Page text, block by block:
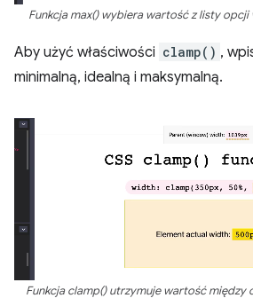
Funkcja max() wybiera wartość z listy
Aby użyć właściwości clamp() ,
minimalną, idealną i maksymalną.
Funkcja clamp() utrzymuje wartość między